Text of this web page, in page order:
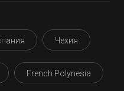
Чехия
French Polynesia